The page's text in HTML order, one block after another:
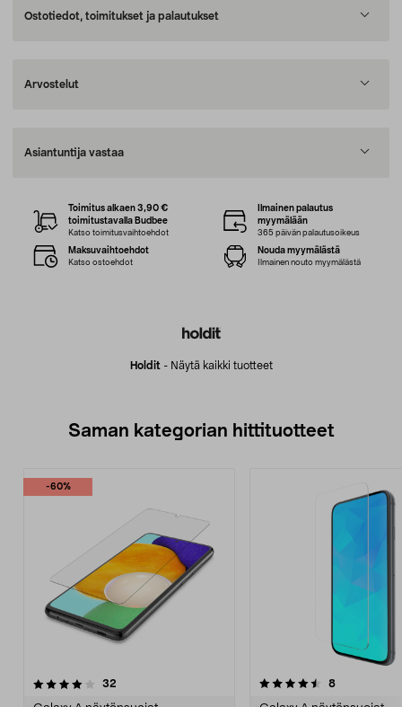
Ostotiedot, toimitukset ja palautukset
Arvostelut
Asiantuntija vastaa
Holdit - Näytä kaikki tuotteet
Toimitus alkaen 3,90 €
toimitustavalla Budbee
Katso toimitusvaihtoehdot
Ilmainen palautus
myymälään
365 päivän palautusoikeus
Maksuvaihtoehdot
Katso ostoehdot
Nouda myymälästä
Ilmainen nouto myymälästä
Saman kategorian hittituotteet
-60%
32
4.5 viidestä
8arvostelut
0.0 viidestä